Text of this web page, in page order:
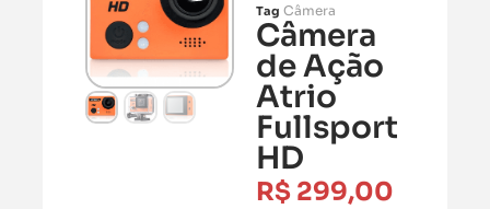
Tag Câmera
Câmera
de Ação
Atrio
Fullsport
HD
R$ 299,00